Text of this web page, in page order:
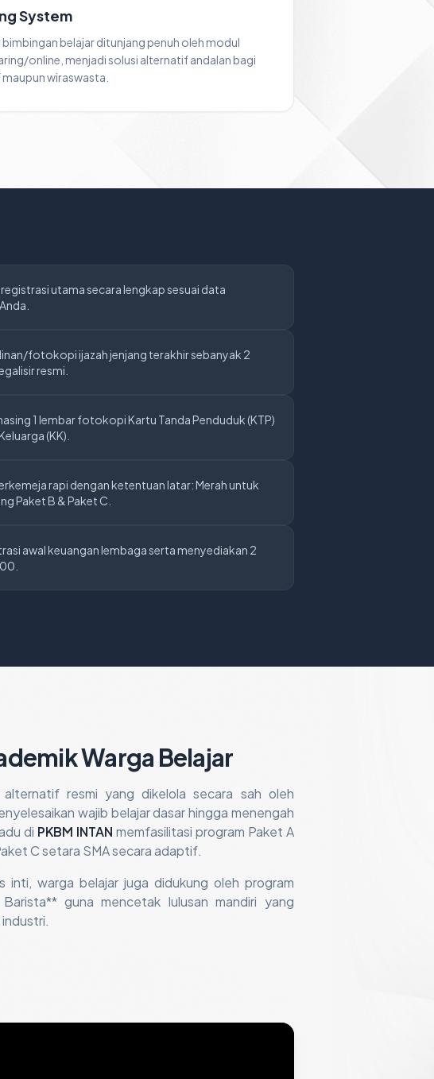
System
bimbingan belajar ditunjang penuh oleh modul
online, menjadi solusi alternatif andalan bagi
wiraswasta.
utama secara lengkap sesuai data
fotokopi ijazah jenjang terakhir sebanyak 2
resmi.
1 lembar fotokopi Kartu Tanda Penduduk (KTP)
(KK).
rapi dengan ketentuan latar: Merah untuk
Paket B & Paket C.
awal keuangan lembaga serta menyediakan 2
Warga Belajar
alternatif resmi yang dikelola secara sah oleh
wajib belajar dasar hingga menengah
di PKBM INTAN memfasilitasi program Paket A
C setara SMA secara adaptif.
inti, warga belajar juga didukung oleh program
guna mencetak lulusan mandiri yang